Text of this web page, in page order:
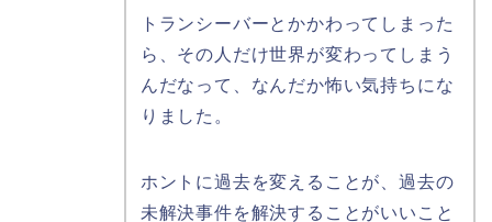
トランシーバーとかかわってしまった
ら、その人だけ世界が変わってしまう
んだなって、なんだか怖い気持ちにな
りました。
ホントに過去を変えることが、過去の
未解決事件を解決することがいいこと